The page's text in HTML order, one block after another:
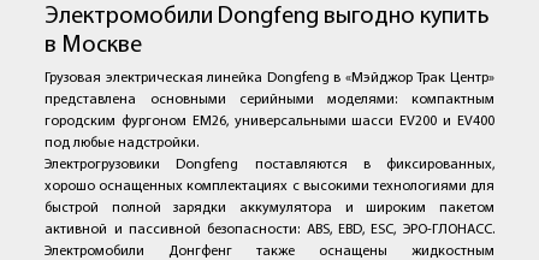
Электромобили Dongfeng выгодно купить
в Москве
Грузовая электрическая линейка Dongfeng в «Мэйджор Трак Центр»
представлена основными серийными моделями: компактным
городским фургоном EM26, универсальными шасси EV200 и EV400
под любые надстройки.
Электрогрузовики Dongfeng поставляются в фиксированных,
хорошо оснащенных комплектациях с высокими технологиями для
быстрой полной зарядки аккумулятора и широким пакетом
активной и пассивной безопасности: ABS, EBD, ESC, ЭРО-ГЛОНАСС.
Электромобили Донгфенг также оснащены жидкостным